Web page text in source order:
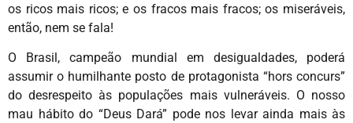
os ricos mais ricos; e os fracos mais fracos; os miseráveis,
então, nem se fala!
O Brasil, campeão mundial em desigualdades, poderá
assumir o humilhante posto de protagonista “hors concurs”
do desrespeito às populações mais vulneráveis. O nosso
mau hábito do “Deus Dará” pode nos levar ainda mais às